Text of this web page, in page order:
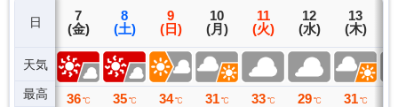
日
天気
最高
6
(木)
34 ℃
7
(金)
36 ℃
8
(土)
35 ℃
9
(日)
34 ℃
10
(月)
31 ℃
11
(火)
33 ℃
12
(水)
29 ℃
13
(木)
31 ℃